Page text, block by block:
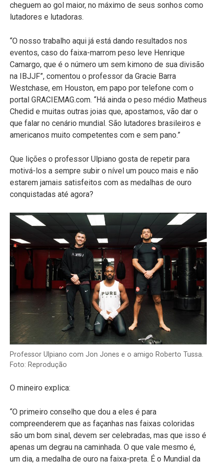
cheguem ao gol maior, no máximo de seus sonhos como
lutadores e lutadoras.
“O nosso trabalho aqui já está dando resultados nos
eventos, caso do faixa-marrom peso leve Henrique
Camargo, que é o número um sem kimono de sua divisão
na IBJJF”, comentou o professor da Gracie Barra
Westchase, em Houston, em papo por telefone com o
portal GRACIEMAG.com. “Há ainda o peso médio Matheus
Chedid e muitas outras joias que, apostamos, vão dar o
que falar no cenário mundial. São lutadores brasileiros e
americanos muito competentes com e sem pano.”
Que lições o professor Ulpiano gosta de repetir para
motivá-los a sempre subir o nível um pouco mais e não
estarem jamais satisfeitos com as medalhas de ouro
conquistadas até agora?
Professor Ulpiano com Jon Jones e o amigo Roberto Tussa.
Foto: Reprodução
O mineiro explica:
“O primeiro conselho que dou a eles é para
compreenderem que as façanhas nas faixas coloridas
são um bom sinal, devem ser celebradas, mas que isso é
apenas um degrau na caminhada. O que vale mesmo é,
um dia, a medalha de ouro na faixa-preta. É o Mundial da